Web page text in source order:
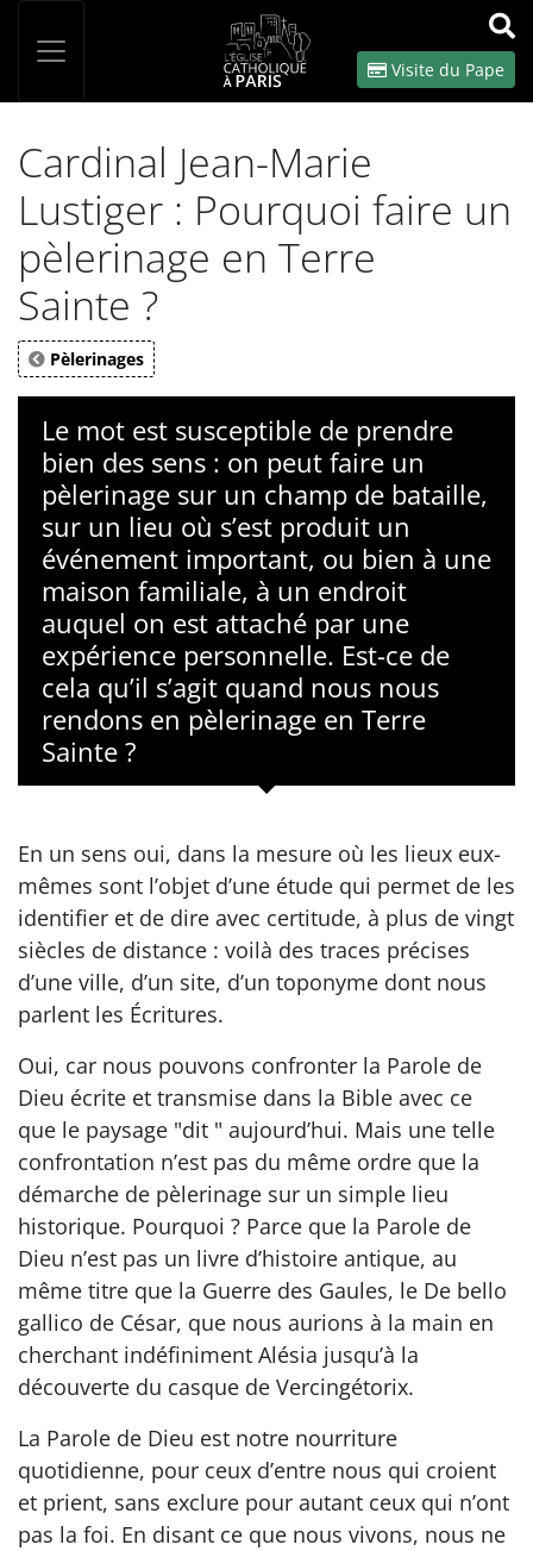
OK
Visite du Pape
Cardinal Jean-Marie
Lustiger : Pourquoi faire un
pèlerinage en Terre
Sainte ?
Pèlerinages
Le mot est susceptible de prendre
bien des sens : on peut faire un
pèlerinage sur un champ de bataille,
sur un lieu où s’est produit un
événement important, ou bien à une
maison familiale, à un endroit
auquel on est attaché par une
expérience personnelle. Est-ce de
cela qu’il s’agit quand nous nous
rendons en pèlerinage en Terre
Sainte ?
En un sens oui, dans la mesure où les lieux eux-
mêmes sont l’objet d’une étude qui permet de les
identifier et de dire avec certitude, à plus de vingt
siècles de distance : voilà des traces précises
d’une ville, d’un site, d’un toponyme dont nous
parlent les Écritures.
Oui, car nous pouvons confronter la Parole de
Dieu écrite et transmise dans la Bible avec ce
que le paysage "dit " aujourd’hui. Mais une telle
confrontation n’est pas du même ordre que la
démarche de pèlerinage sur un simple lieu
historique. Pourquoi ? Parce que la Parole de
Dieu n’est pas un livre d’histoire antique, au
même titre que la Guerre des Gaules, le De bello
gallico de César, que nous aurions à la main en
cherchant indéfiniment Alésia jusqu’à la
découverte du casque de Vercingétorix.
La Parole de Dieu est notre nourriture
quotidienne, pour ceux d’entre nous qui croient
et prient, sans exclure pour autant ceux qui n’ont
pas la foi. En disant ce que nous vivons, nous ne
Panneau de gestion des cookies